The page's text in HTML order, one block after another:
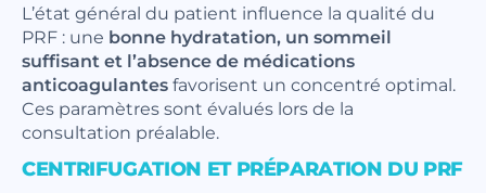
L’état général du patient influence la qualité du
PRF : une bonne hydratation, un sommeil
suffisant et l’absence de médications
anticoagulantesfavorisent un concentré optimal.
Ces paramètres sont évalués lors de la
consultation préalable.
CENTRIFUGATION ET PRÉPARATION DU PRF